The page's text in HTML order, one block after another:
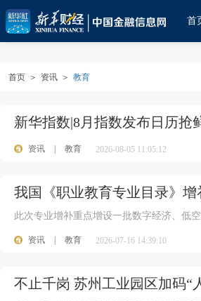
首
首页 ＞ 资讯 ＞ 教育
新华指数|8月指数发布日历抢
资讯 教育 2026-08-05 11:05:12
我国《职业教育专业目录》增
此次专业增补重点增设一批数字经济、低
资讯 教育 2026-07-16 14:39:10
不止千岗 苏州工业园区加码“